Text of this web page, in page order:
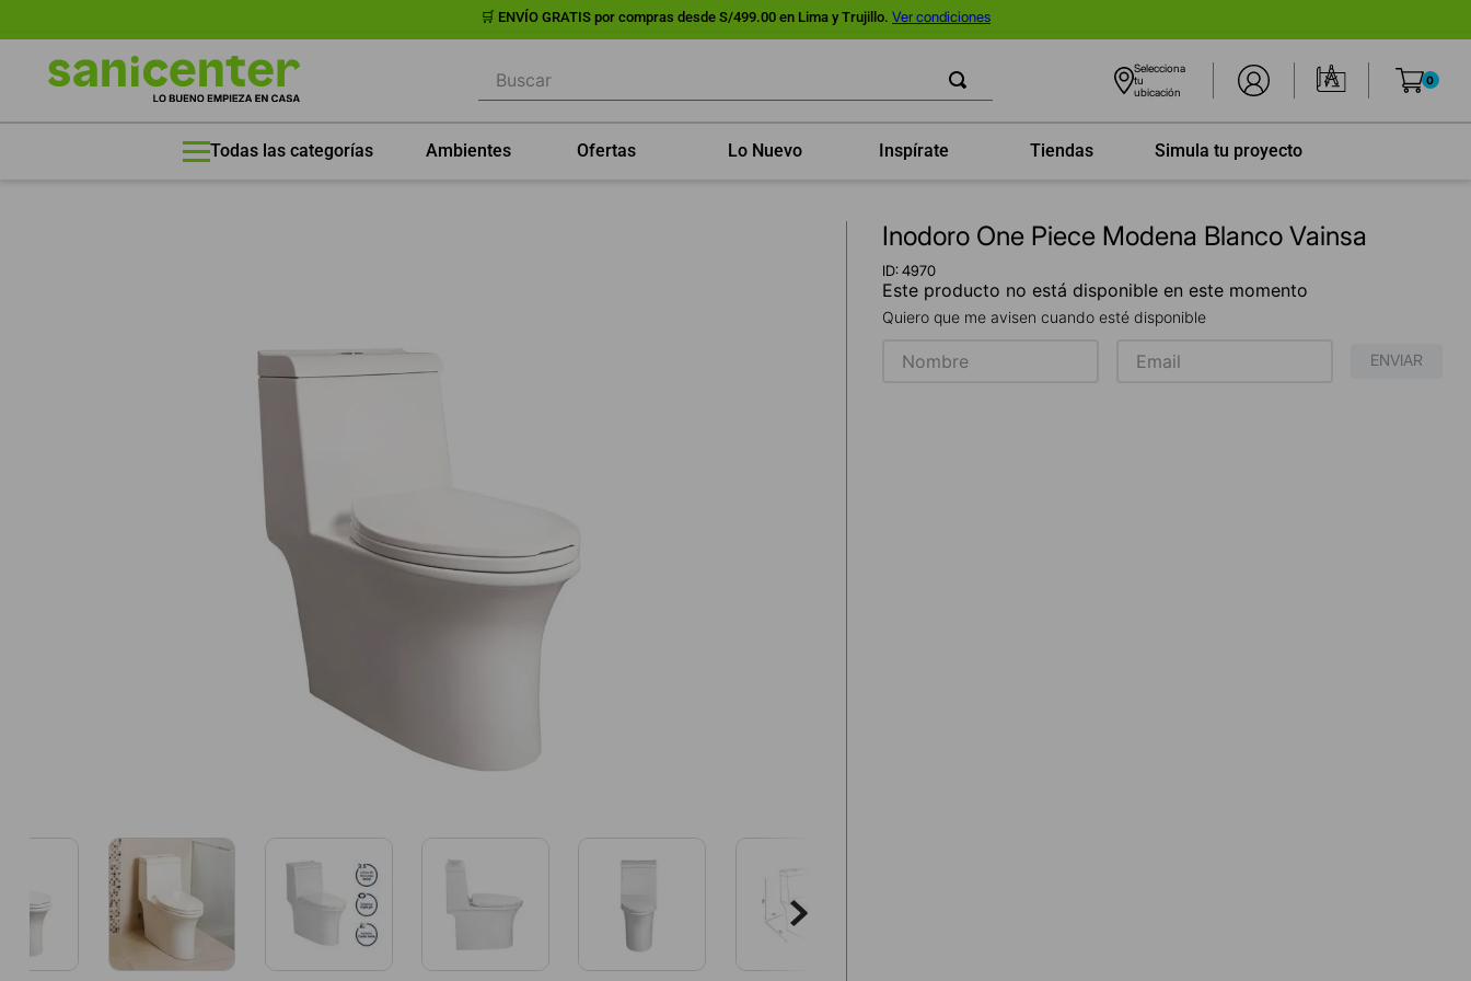
🛒 ENVÍO GRATIS por compras desde S/499.00 en Lima y Trujillo. Ver condiciones
Buscar
Selecciona
tu
ubicación
0
Todas las categorías Ambientes Ofertas Lo Nuevo Inspírate Tiendas Simula tu proyecto
Inodoro One Piece Modena Blanco Vainsa
ID:4970
Este producto no está disponible en este momento
Quiero que me avisen cuando esté disponible
ENVIAR